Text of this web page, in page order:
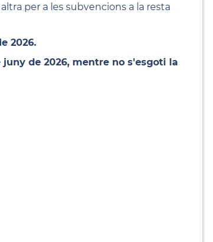
per a les subvencions a la resta
2026.
de 2026, mentre no s'esgoti la